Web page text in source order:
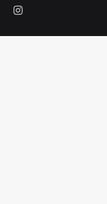
YouTubeInstagram